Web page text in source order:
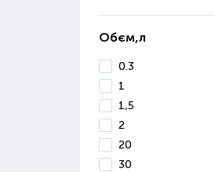
Обєм,л
0.3
1
1,5
2
20
30